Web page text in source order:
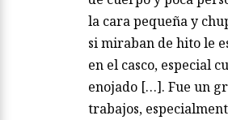
la cara pequeña y
si miraban de hito le
en el casco, especial
enojado […]. Fue un
trabajos,